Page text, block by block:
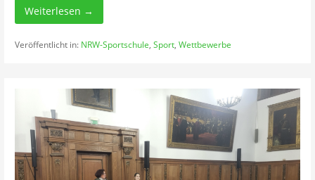
Weiterlesen →
Veröffentlicht in: NRW-Sportschule, Sport, Wettbewerbe